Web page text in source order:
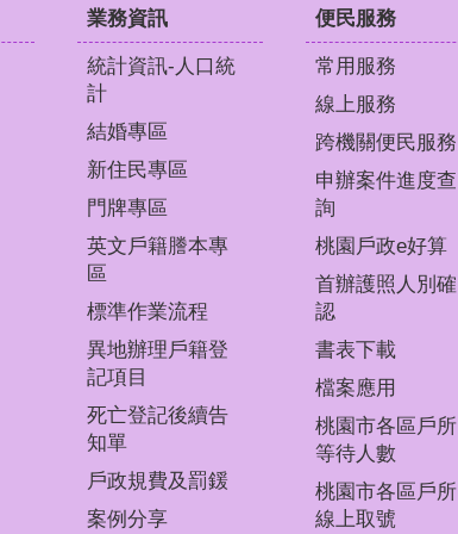
業務資訊
統計資訊-人口統
計
結婚專區
新住民專區
門牌專區
英文戶籍謄本專
區
標準作業流程
異地辦理戶籍登
記項目
死亡登記後續告
知單
戶政規費及罰鍰
案例分享
便民服務
常用服務
線上服務
跨機關便民服務
申辦案件進度查
詢
桃園戶政e好算
首辦護照人別確
認
書表下載
檔案應用
桃園市各區戶所
等待人數
桃園市各區戶所
線上取號